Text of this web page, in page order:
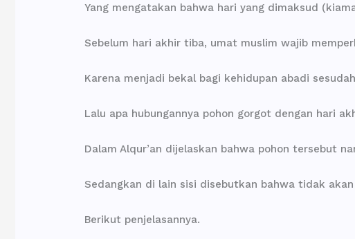
Yang mengatakan bahwa hari yang dimaksud
Sebelum hari akhir tiba, umat muslim wajib
Karena menjadi bekal bagi kehidupan abadi
Lalu apa hubungannya pohon gorgot dengan hari
Dalam Alqur’an dijelaskan bahwa pohon tersebut
Sedangkan di lain sisi disebutkan bahwa tidak
Berikut penjelasannya.